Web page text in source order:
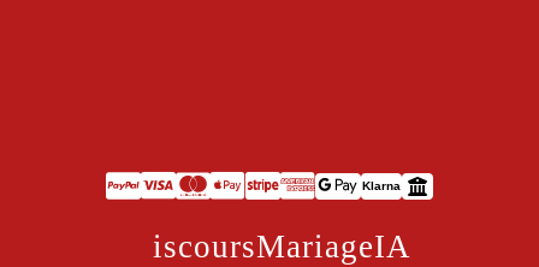
Klarna
DiscoursMariageIA